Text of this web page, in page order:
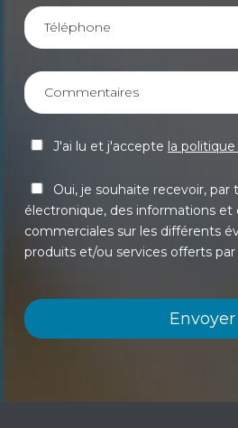
J'ai lu et j'accepte la
Oui, je souhaite recevoir,
électronique, des informations
commerciales sur les différents
produits et/ou services offerts par